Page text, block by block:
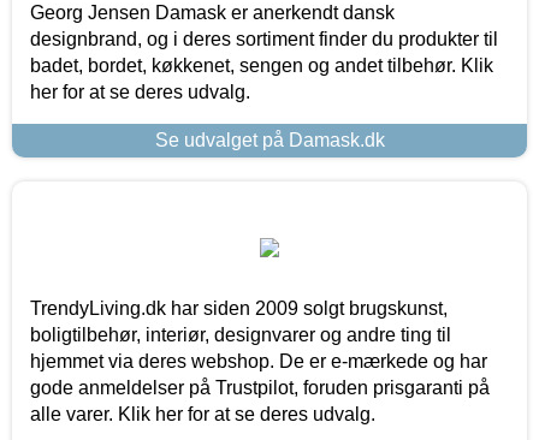
Georg Jensen Damask er anerkendt dansk
designbrand, og i deres sortiment finder du produkter til
badet, bordet, køkkenet, sengen og andet tilbehør. Klik
her for at se deres udvalg.
Se udvalget på Damask.dk
TrendyLiving.dk har siden 2009 solgt brugskunst,
boligtilbehør, interiør, designvarer og andre ting til
hjemmet via deres webshop. De er e-mærkede og har
gode anmeldelser på Trustpilot, foruden prisgaranti på
alle varer. Klik her for at se deres udvalg.